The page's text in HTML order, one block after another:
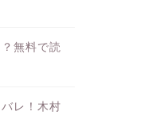
無料で読
レ！木村